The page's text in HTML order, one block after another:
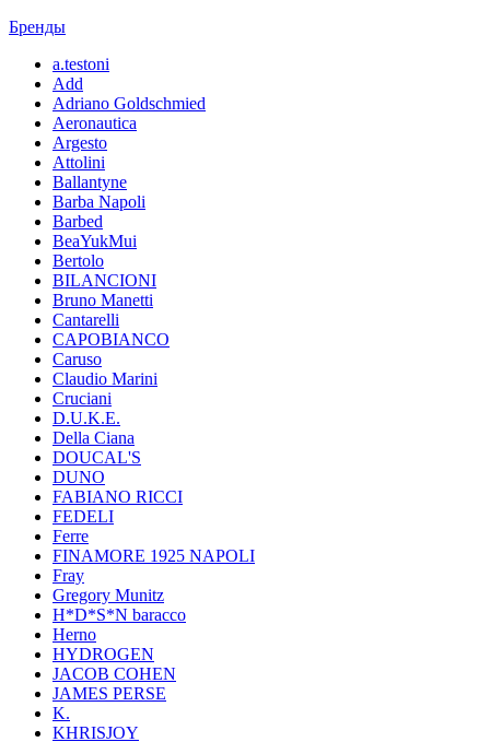
Бренды
a.testoni
Add
Adriano Goldschmied
Aeronautica
Argesto
Attolini
Ballantyne
Barba Napoli
Barbed
BeaYukMui
Bertolo
BILANCIONI
Bruno Manetti
Cantarelli
CAPOBIANCO
Caruso
Claudio Marini
Cruciani
D.U.K.E.
Della Ciana
DOUCAL'S
DUNO
FABIANO RICCI
FEDELI
Ferre
FINAMORE 1925 NAPOLI
Fray
Gregory Munitz
H*D*S*N baracco
Herno
HYDROGEN
JACOB COHEN
JAMES PERSE
K.
KHRISJOY